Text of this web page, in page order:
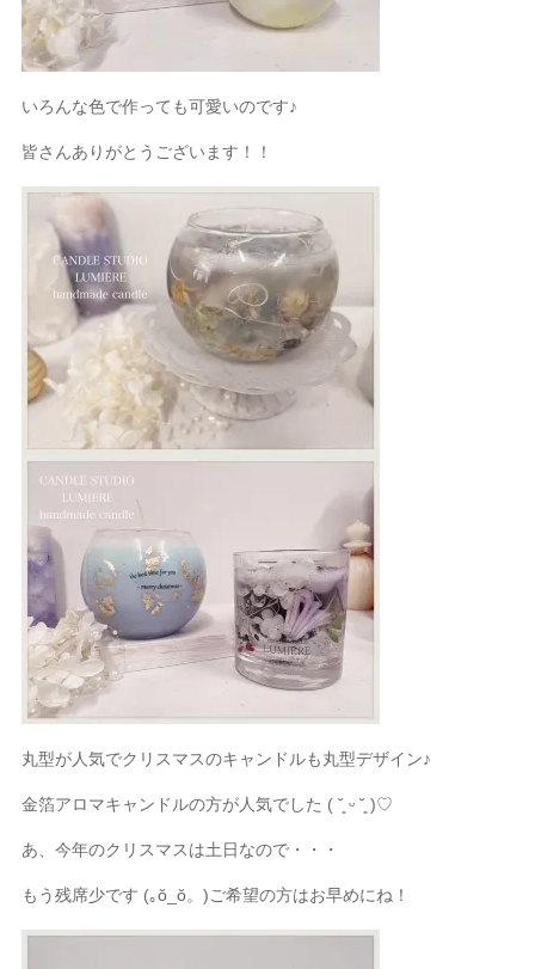
いろんな色で作っても可愛いのです♪
皆さんありがとうございます！！
丸型が人気でクリスマスのキャンドルも丸型デザイン♪
金箔アロマキャンドルの方が人気でした ( ˘͈ ᵕ ˘͈ )♡
あ、今年のクリスマスは土日なので・・・
もう残席少です (｡ŏ_ŏ。)ご希望の方はお早めにね！